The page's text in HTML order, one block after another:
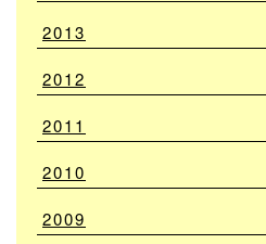
2013
2012
2011
2010
2009